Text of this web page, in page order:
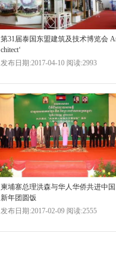
第31届泰国东盟建筑及技术博览会
chitect‘
发布日期:2017-04-10 阅读:2993
柬埔寨总理洪森与华人华侨共进中国
新年团圆饭
发布日期:2017-02-09 阅读:2555